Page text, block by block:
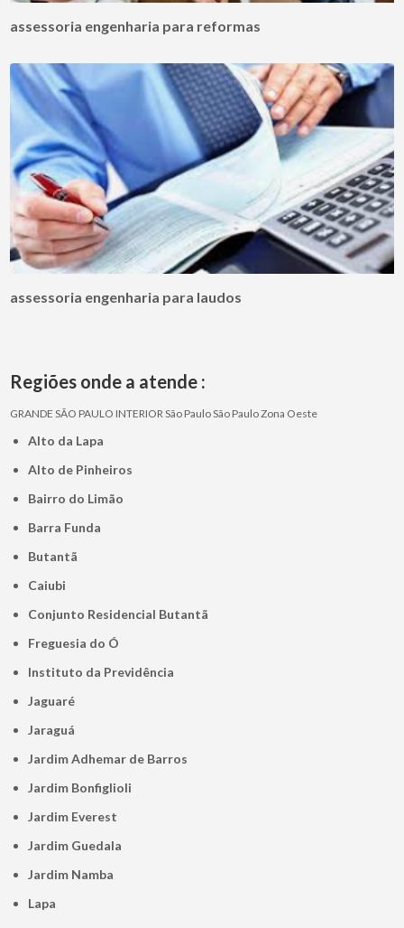
assessoria engenharia para reformas
assessoria engenharia para laudos
Regiões onde a atende :
GRANDE SÃO PAULO INTERIORSão PauloSão PauloZona Oeste
Alto da Lapa
Alto de Pinheiros
Bairro do Limão
Barra Funda
Butantã
Caiubi
Conjunto Residencial Butantã
Freguesia do Ó
Instituto da Previdência
Jaguaré
Jaraguá
Jardim Adhemar de Barros
Jardim Bonfiglioli
Jardim Everest
Jardim Guedala
Jardim Namba
Lapa